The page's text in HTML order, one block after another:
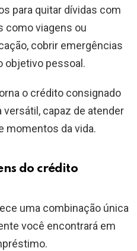
para quitar dívidas com
como viagens ou
cobrir emergências
objetivo pessoal.
o crédito consignado
capaz de atender
momentos da vida.
do crédito
uma combinação única
você encontrará em